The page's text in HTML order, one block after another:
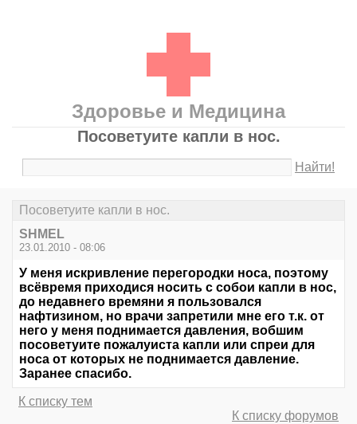
Здоровье и Медицина
Посоветуите капли в нос.
Найти!
Посоветуите капли в нос.
SHMEL
23.01.2010 - 08:06
У меня искривление перегородки носа, поэтому
всёвремя приходися носить с собои капли в нос,
до недавнего времяни я пользовался
нафтизином, но врачи запретили мне его т.к. от
него у меня поднимается давления, вобшим
посоветуите пожалуиста капли или спреи для
носа от которых не поднимается давление.
Заранее спасибо.
К списку тем
К списку форумов